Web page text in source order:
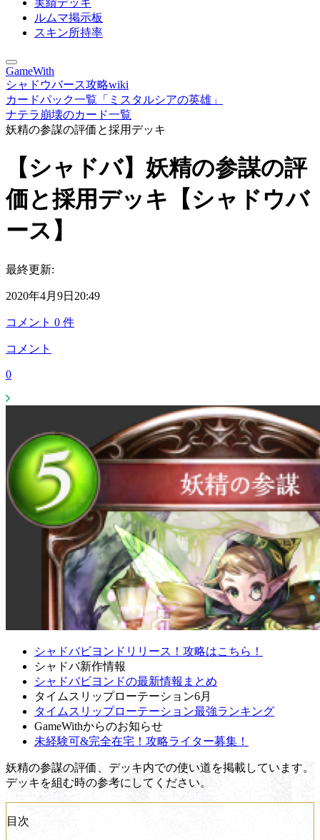
実績デッキ
ルムマ掲示板
スキン所持率
GameWith
シャドウバース攻略wiki
カードパック一覧「ミスタルシアの英雄」
ナテラ崩壊のカード一覧
妖精の参謀の評価と採用デッキ
【シャドバ】妖精の参謀の評
価と採用デッキ【シャドウバ
ース】
最終更新:
2020年4月9日20:49
コメント 0 件
コメント
0
シャドバビヨンドリリース！攻略はこちら！
シャドバ新作情報
シャドバビヨンドの最新情報まとめ
タイムスリップローテーション6月
タイムスリップローテーション最強ランキング
GameWithからのお知らせ
未経験可&完全在宅！攻略ライター募集！
妖精の参謀の評価、デッキ内での使い道を掲載しています。
デッキを組む時の参考にしてください。
目次